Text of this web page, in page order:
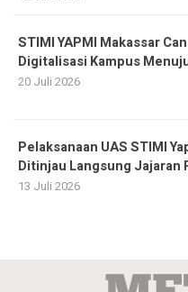
STIMI YAPMI Makassar
Digitalisasi Kampus
20 Juli 2026
Pelaksanaan UAS STIMI
Ditinjau Langsung Jajaran
13 Juli 2026